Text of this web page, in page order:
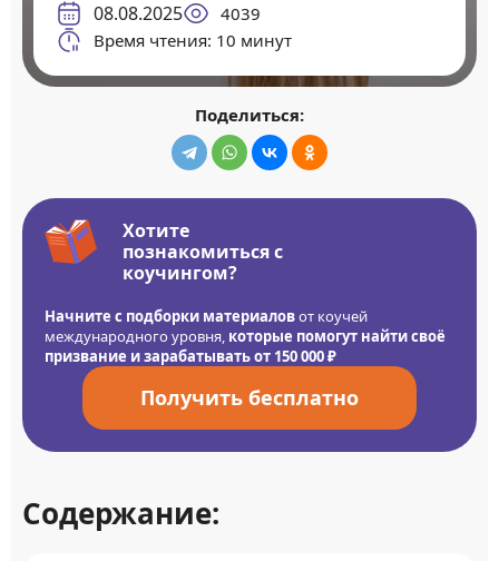
08.08.2025
4039
Время чтения: 10 минут
Поделиться:
Хотите
познакомиться с
коучингом?
Начните с подборки материаловот коучей
международного уровня, которые помогут найти своё
призвание и зарабатывать от 150 000 ₽
Получить бесплатно
Содержание: